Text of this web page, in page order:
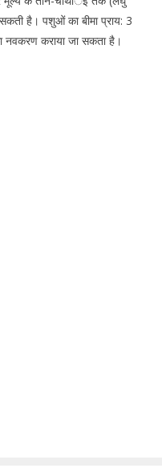
है। पशुओं का बीमा प्राय: 3
नवकरण कराया जा सकता है।